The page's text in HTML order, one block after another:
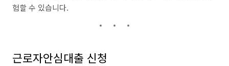
험할 수 있습니다.
근로자안심대출 신청